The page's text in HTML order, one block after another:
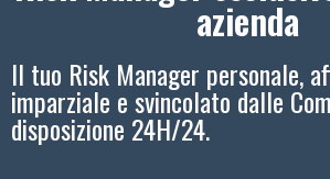
azienda
Il tuo Risk Manager personale,
imparziale e svincolato dalle
disposizione 24H/24.